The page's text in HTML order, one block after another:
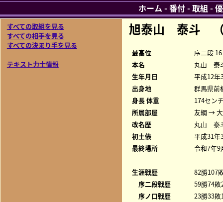
すべての取組を見る
すべての相手を見る
すべての決まり手を見る
テキスト力士情報
旭泰山 泰斗 （
最高位
序二段 16
本名
丸山 泰
生年月日
平成12年
出身地
群馬県前
身長 体重
174セン
所属部屋
友綱 →
改名歴
丸山 泰
初土俵
平成31年
最終場所
令和7年9
生涯戦歴
82勝107
序二段戦歴
59勝74
序ノ口戦歴
23勝33
ホーム -番付-取組 -